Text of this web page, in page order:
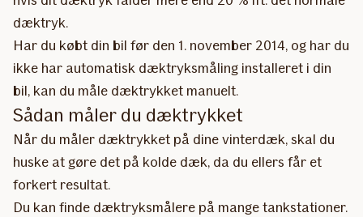
dæktryk.
Har du købt din bil før den 1. november 2014, og har du
ikke har automatisk dæktryksmåling installeret i din
bil, kan du måle dæktrykket manuelt.
Sådan måler du dæktrykket
Når du måler dæktrykket på dine vinterdæk, skal du
huske at gøre det på kolde dæk, da du ellers får et
forkert resultat.
Du kan finde dæktryksmålere på mange tankstationer.